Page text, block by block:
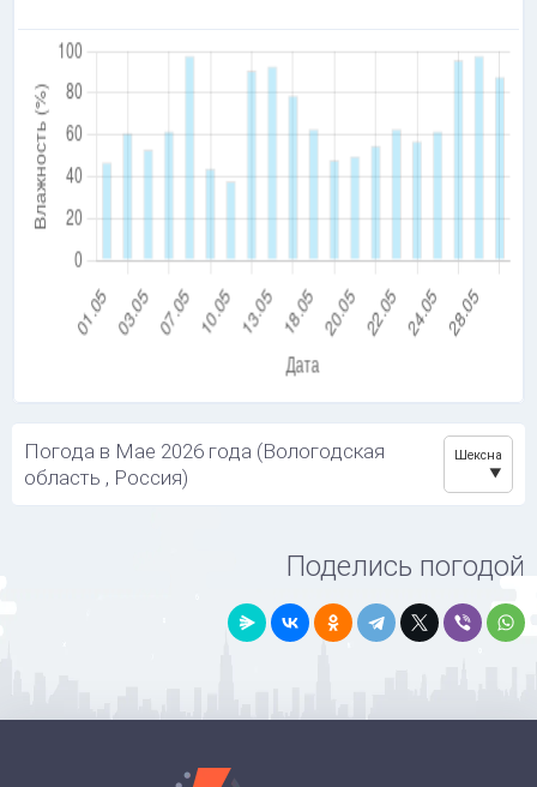
Погода в Мае 2026 года (Вологодская
область , Россия)
Шексна
Поделись погодой